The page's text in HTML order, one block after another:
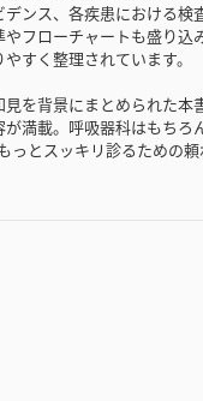
ンス、各疾患における検
フローチャートも盛り込
すく整理されています。
を背景にまとめられた本
が満載。呼吸器科はもちろ
っとスッキリ診るための